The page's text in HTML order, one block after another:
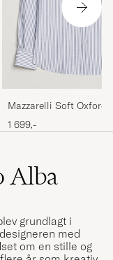
Mazzarelli Soft Oxford
Down Shirt Blue Stripe
1 699,-
Alba
grundlagt i
med
om en stille og